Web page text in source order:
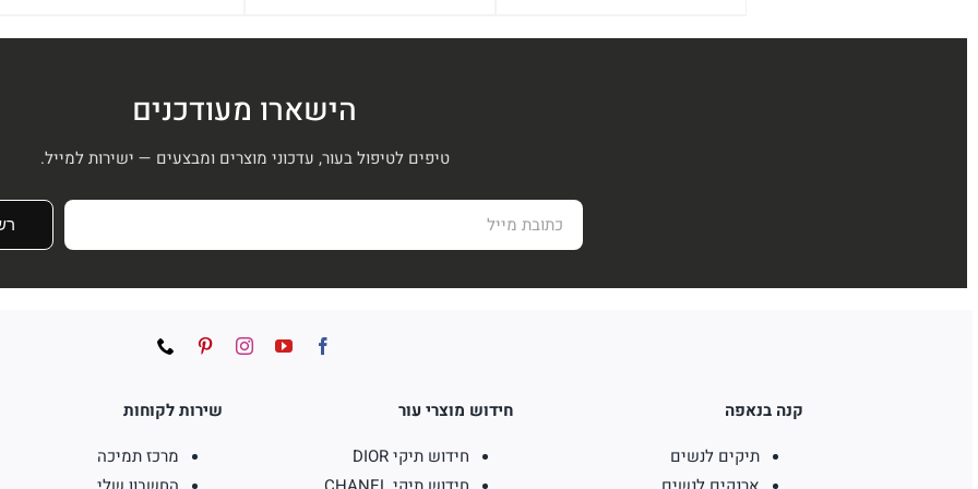
היה: הוא:
היה: הוא:
היה: הוא:
הישארו מעודכנים
טיפים לטיפול בעור, עדכוני מוצרים ומבצעים — ישירות למייל.
קנה בנאפה
תיקים לנשים
חידוש מוצרי עור
חידוש תיקי DIOR
שירות לקוחות
מרכז תמיכה